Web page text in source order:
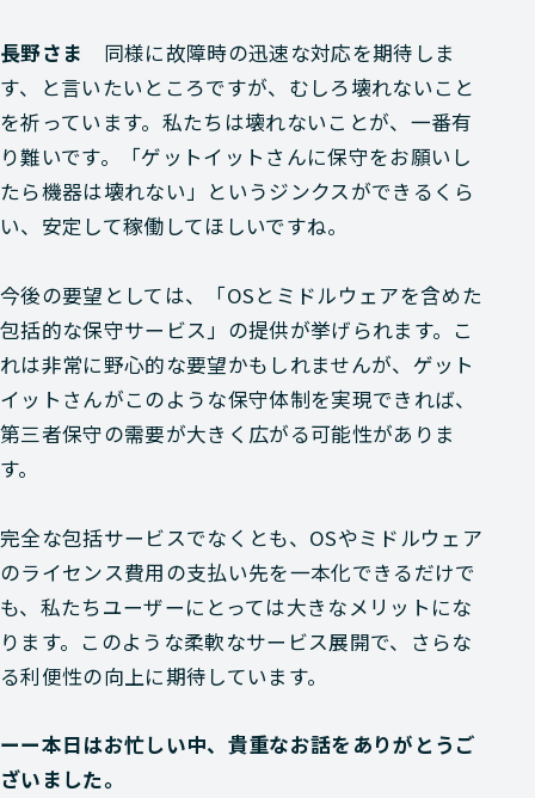
長野さま 同様に故障時の迅速な対応を期待しま
す、と言いたいところですが、むしろ壊れないこと
を祈っています。私たちは壊れないことが、一番有
り難いです。「ゲットイットさんに保守をお願いし
たら機器は壊れない」というジンクスができるくら
い、安定して稼働してほしいですね。
今後の要望としては、「OSとミドルウェアを含めた
包括的な保守サービス」の提供が挙げられます。こ
れは非常に野心的な要望かもしれませんが、ゲット
イットさんがこのような保守体制を実現できれば、
第三者保守の需要が大きく広がる可能性がありま
す。
完全な包括サービスでなくとも、OSやミドルウェア
のライセンス費用の支払い先を一本化できるだけで
も、私たちユーザーにとっては大きなメリットにな
ります。このような柔軟なサービス展開で、さらな
る利便性の向上に期待しています。
ーー本日はお忙しい中、貴重なお話をありがとうご
ざいました。